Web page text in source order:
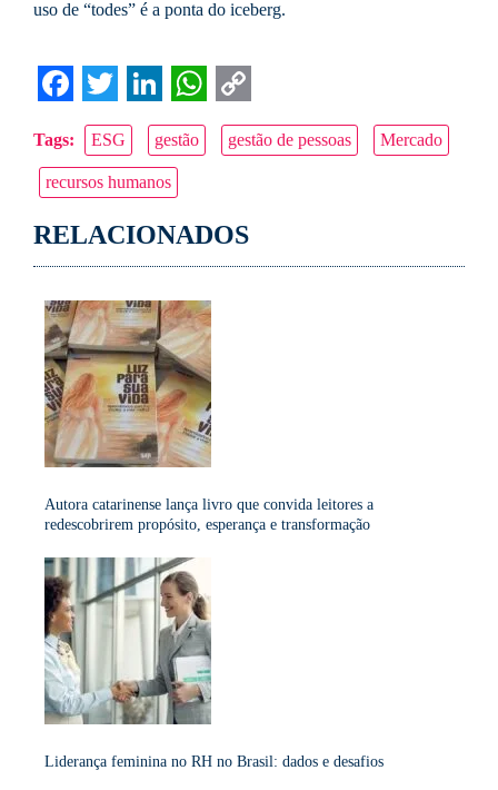
uso de “todes” é a ponta do iceberg.
Facebook
Twitter
LinkedIn
WhatsApp
Copy
Link
Tags: ESG gestão gestão de pessoas Mercado
recursos humanos
RELACIONADOS
Autora catarinense lança livro que convida leitores a
redescobrirem propósito, esperança e transformação
Liderança feminina no RH no Brasil: dados e desafios